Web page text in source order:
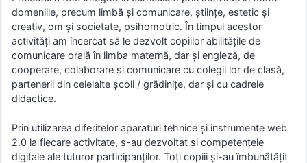
domeniile, precum limbă și comunicare, științe, estetic și
creativ, om și societate, psihomotric. În timpul acestor
activități am încercat să le dezvolt copiilor abilitățile de
comunicare orală în limba maternă, dar și engleză, de
cooperare, colaborare și comunicare cu colegii lor de clasă,
partenerii din celelalte școli / grădinițe, dar și cu cadrele
didactice.
Prin utilizarea diferitelor aparaturi tehnice și instrumente web
2.0 la fiecare activitate, s-au dezvoltat și competențele
digitale ale tuturor participanților. Toți copiii și-au îmbunătățit